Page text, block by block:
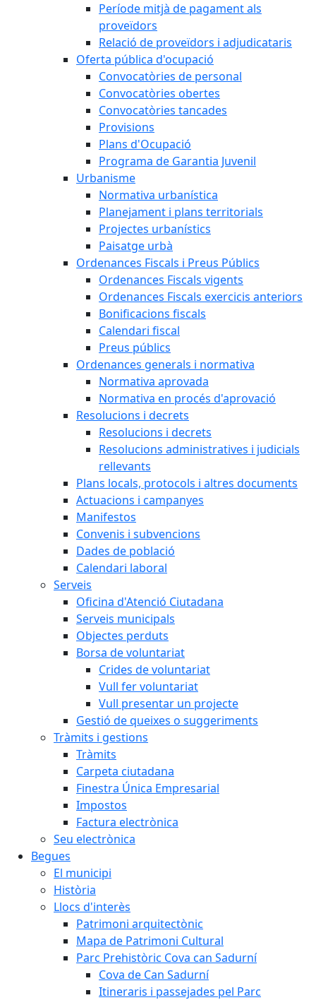
Període mitjà de pagament als
proveïdors
Relació de proveïdors i adjudicataris
Oferta pública d'ocupació
Convocatòries de personal
Convocatòries obertes
Convocatòries tancades
Provisions
Plans d'Ocupació
Programa de Garantia Juvenil
Urbanisme
Normativa urbanística
Planejament i plans territorials
Projectes urbanístics
Paisatge urbà
Ordenances Fiscals i Preus Públics
Ordenances Fiscals vigents
Ordenances Fiscals exercicis anteriors
Bonificacions fiscals
Calendari fiscal
Preus públics
Ordenances generals i normativa
Normativa aprovada
Normativa en procés d'aprovació
Resolucions i decrets
Resolucions i decrets
Resolucions administratives i judicials
rellevants
Plans locals, protocols i altres documents
Actuacions i campanyes
Manifestos
Convenis i subvencions
Dades de població
Calendari laboral
Serveis
Oficina d'Atenció Ciutadana
Serveis municipals
Objectes perduts
Borsa de voluntariat
Crides de voluntariat
Vull fer voluntariat
Vull presentar un projecte
Gestió de queixes o suggeriments
Tràmits i gestions
Tràmits
Carpeta ciutadana
Finestra Única Empresarial
Impostos
Factura electrònica
Seu electrònica
Begues
El municipi
Història
Llocs d'interès
Patrimoni arquitectònic
Mapa de Patrimoni Cultural
Parc Prehistòric Cova can Sadurní
Cova de Can Sadurní
Itineraris i passejades pel Parc